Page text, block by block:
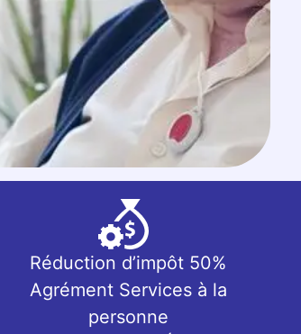
Réduction d’impôt 50%
Agrément Services à la
personne